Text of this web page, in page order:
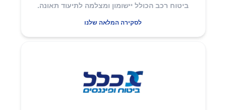
ביטוח רכב הכולל יישומון ומצלמה לתיעוד תאונה.
לסקירה המלאה שלנו